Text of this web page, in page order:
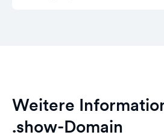
Weitere
.show-Domain